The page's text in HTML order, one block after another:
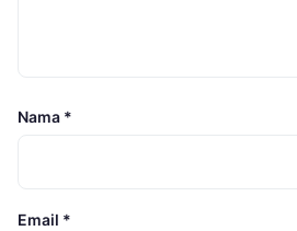
Nama *
Email *